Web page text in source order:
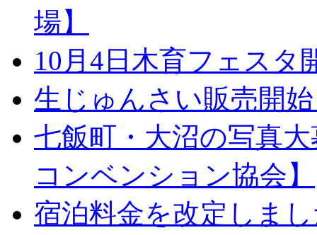
場】
10月4日木育フェスタ
生じゅんさい販売開
七飯町・大沼の写真
コンベンション協会】
宿泊料金を改定しま